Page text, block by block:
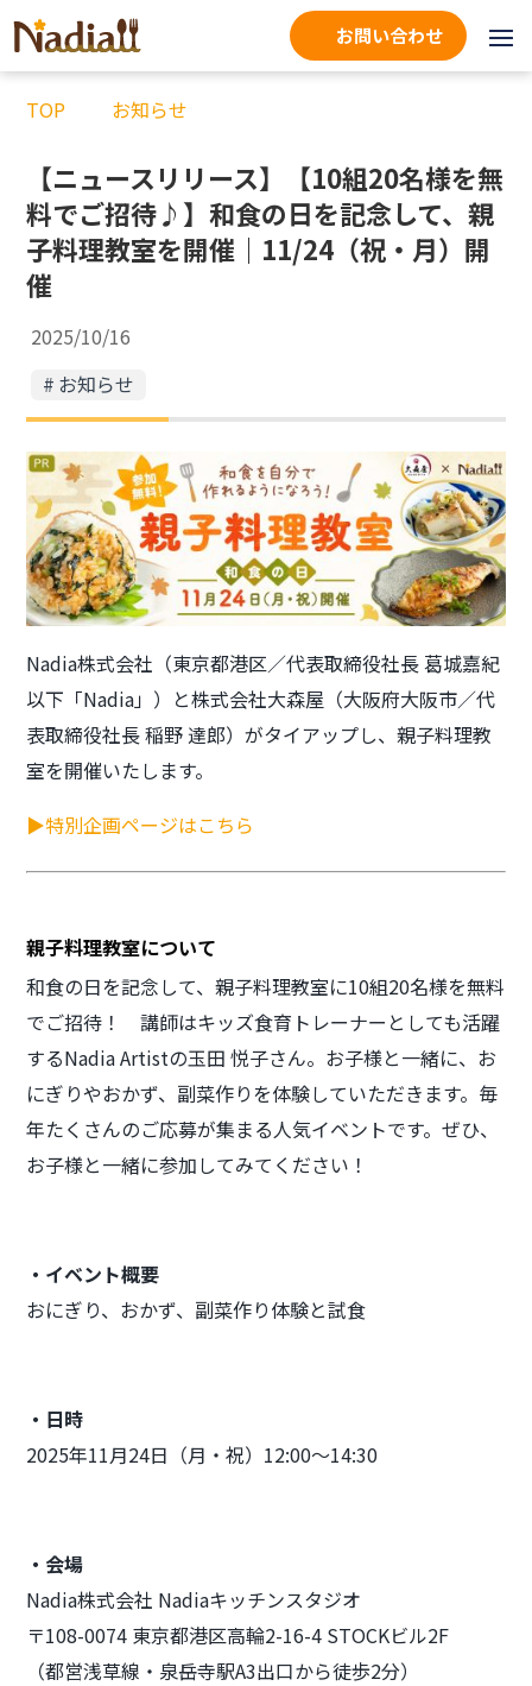
お問い合わせ
TOP お知らせ
【ニュースリリース】【10組20名様を無
料でご招待♪】和食の日を記念して、親
子料理教室を開催｜11/24（祝・月）開
催
2025/10/16
お知らせ
Nadia株式会社（東京都港区／代表取締役社長 葛城嘉紀
以下「Nadia」）と株式会社大森屋（大阪府大阪市／代
表取締役社長 稲野 達郎）がタイアップし、親子料理教
室を開催いたします。
▶特別企画ページはこちら
親子料理教室について
和食の日を記念して、親子料理教室に10組20名様を無料
でご招待！ 講師はキッズ食育トレーナーとしても活躍
するNadia Artistの玉田 悦子さん。お子様と一緒に、お
にぎりやおかず、副菜作りを体験していただきます。毎
年たくさんのご応募が集まる人気イベントです。ぜひ、
お子様と一緒に参加してみてください！
・イベント概要
おにぎり、おかず、副菜作り体験と試食
・日時
2025年11月24日（月・祝）12:00～14:30
・会場
Nadia株式会社 Nadiaキッチンスタジオ
〒108-0074 東京都港区高輪2-16-4 STOCKビル2F
（都営浅草線・泉岳寺駅A3出口から徒歩2分）